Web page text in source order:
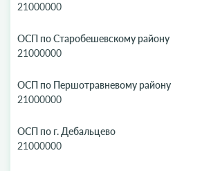
21000000
ОСП по Старобешевскому району
21000000
ОСП по Першотравневому району
21000000
ОСП по г. Дебальцево
21000000